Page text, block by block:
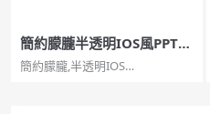
簡約朦朧半透明IOS風PPT模
板
簡約朦朧,半透明IOS